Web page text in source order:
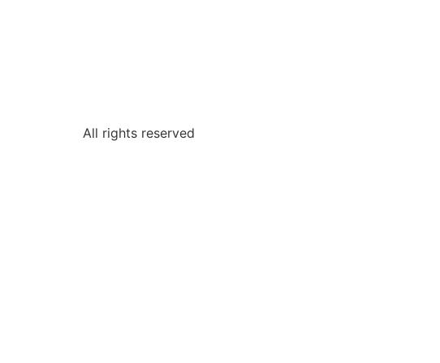
All rights reserved